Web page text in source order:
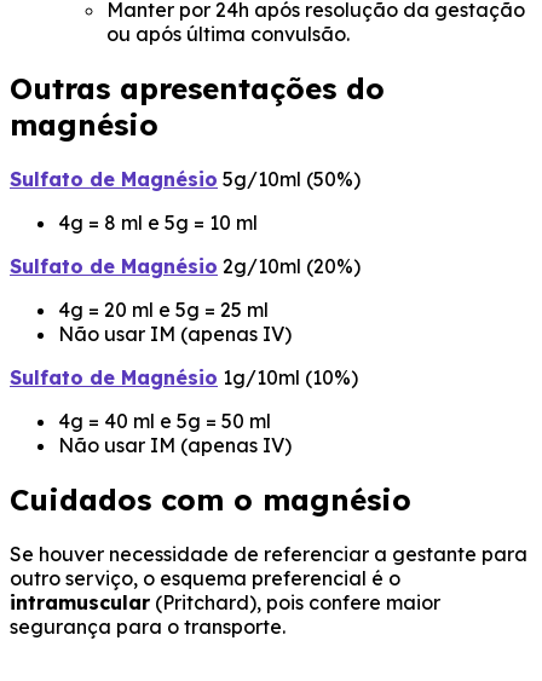
Manter por 24h após resolução da gestação
ou após última convulsão.
Outras apresentações do
magnésio
Sulfato de Magnésio 5g/10ml (50%)
4g = 8 ml e 5g = 10 ml
Sulfato de Magnésio 2g/10ml (20%)
4g = 20 ml e 5g = 25 ml
Não usar IM (apenas IV)
Sulfato de Magnésio 1g/10ml (10%)
4g = 40 ml e 5g = 50 ml
Não usar IM (apenas IV)
Cuidados com o magnésio
Se houver necessidade de referenciar a gestante para
outro serviço, o esquema preferencial é o
intramuscular (Pritchard), pois confere maior
segurança para o transporte.